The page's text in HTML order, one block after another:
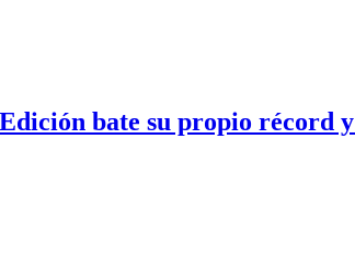
bate su propio récord y